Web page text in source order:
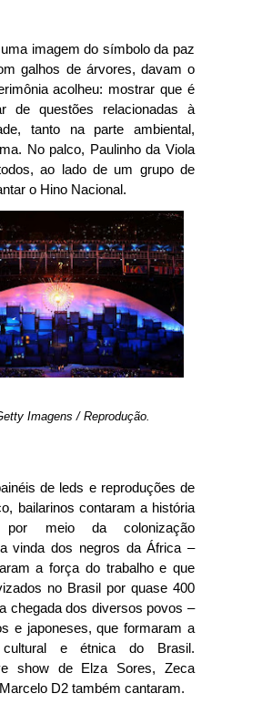
imagem do símbolo da paz
galhos de árvores, davam o
acolheu: mostrar que é
de questões relacionadas à
tanto na parte ambiental,
No palco, Paulinho da Viola
ao lado de um grupo de
o Hino Nacional.
Imagens / Reprodução.
de leds e reproduções de
bailarinos contaram a história
meio da colonização
vinda dos negros da África –
a força do trabalho e que
no Brasil por quase 400
chegada dos diversos povos –
e japoneses, que formaram a
cultural e étnica do Brasil.
show de Elza Sores, Zeca
D2 também cantaram.